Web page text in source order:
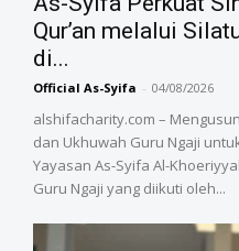
Qur’an melalui
di...
Official As-Syifa - 04/08/2026
alshifacharity.com –
dan Ukhuwah Guru Ngaji
Yayasan As-Syifa Al-
Guru Ngaji yang diikuti oleh...